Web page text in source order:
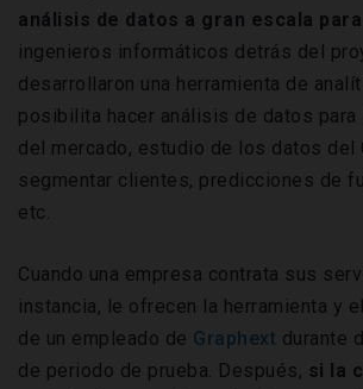
análisis de datos a gran escala
ingenieros informáticos detrás del
desarrollaron una herramienta de
posibilita hacer análisis de datos
del mercado, estudio de los datos del
segmentar clientes, predicciones de
etc.
Cuando una empresa contrata sus
instancia, le ofrecen la herramienta y
de un empleado de Graphext durante
de periodo de prueba. Después, si la